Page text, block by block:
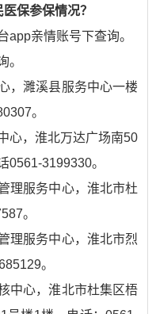
保参保情况？
app亲情账号下查询。
。
，濉溪县服务中心一楼
。
心，淮北万达广场南50
0561-3199330。
理服务中心，淮北市杜
。
理服务中心，淮北市烈
。
中心，淮北市杜集区梧